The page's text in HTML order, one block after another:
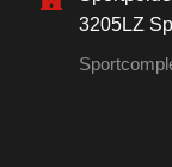
3205LZ